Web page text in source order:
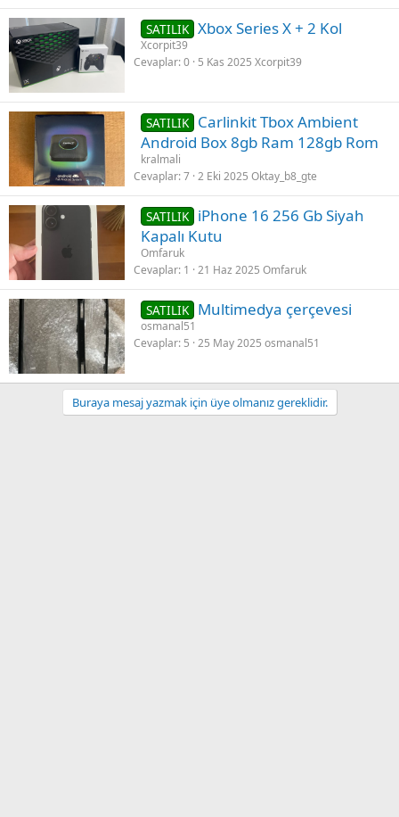
SATILIK Xbox Series X + 2 Kol
Xcorpit39
Cevaplar 0 5 Kas 2025 Xcorpit39
SATILIK Carlinkit Tbox Ambient
Android Box 8gb Ram 128gb Rom
kralmali
Cevaplar 7 2 Eki 2025 Oktay_b8_gte
SATILIK iPhone 16 256 Gb Siyah
Kapalı Kutu
Omfaruk
Cevaplar 1 21 Haz 2025 Omfaruk
SATILIK Multimedya çerçevesi
osmanal51
Cevaplar 5 25 May 2025 osmanal51
Buraya mesaj yazmak için üye olmanız gereklidir.